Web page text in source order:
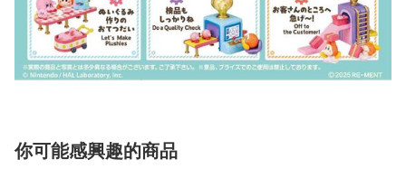
你可能感興趣的商品